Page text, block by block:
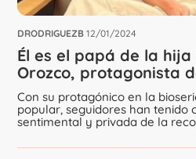
DRODRIGUEZB 12/01/2024
Él es el papá de la
Orozco, protagonista
Con su protagónico en la
popular, seguidores han tenido
sentimental y privada de la